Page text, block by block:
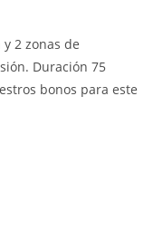
2 zonas de
Duración 75
bonos para este